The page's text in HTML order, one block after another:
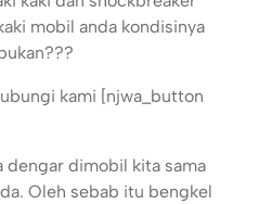
mobil anda kondisinya
kami [njwa_button
dengar dimobil kita sama
Oleh sebab itu bengkel